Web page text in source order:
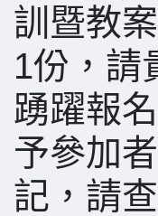
訓暨教
1份，請
踴躍報
予參加
記，請